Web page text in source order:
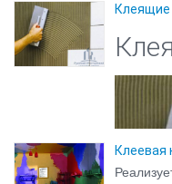
Клеящие
Клеевая